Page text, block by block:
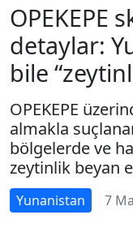
OPEKEPE
detaylar:
bile
OPEKEPE
almakla
bölgelerde ve
zeytinlik beyan
Yunanistan 7